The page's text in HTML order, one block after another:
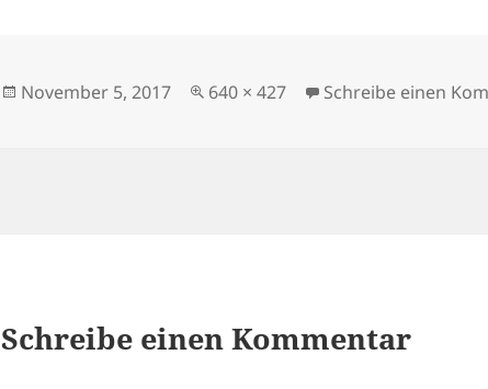
Veröffentlicht
November 5, 2017 Originalgröße
640 × 427 Schreibe einen
Schreibe einen Kommentar